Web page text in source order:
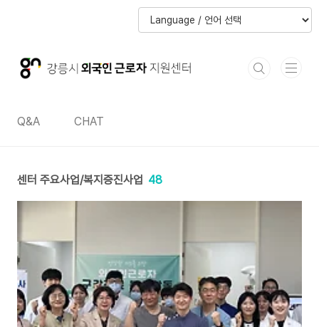
Q&A CHAT
센터 주요사업/복지증진사업 48